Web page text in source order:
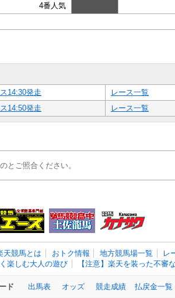
4番人気
14:30発走 レース一覧
14:50発走 レース一覧
とご照合ください。
天競馬とは おトク情報 地方競馬場一覧
レ
楽しむ大人の遊び
【注意】楽天を装った不審
ド 出馬表 オッズ 競走成績 払戻金一覧